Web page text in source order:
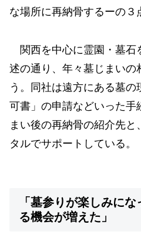
な場所に再納骨するーの３
関西を中心に霊園・墓石
述の通り、年々墓じまいの
う。同社は遠方にある墓
可書」の申請などいった手
まい後の再納骨の紹介先
タルでサポートしている。
「墓参りが楽しみに
る機会が増えた」